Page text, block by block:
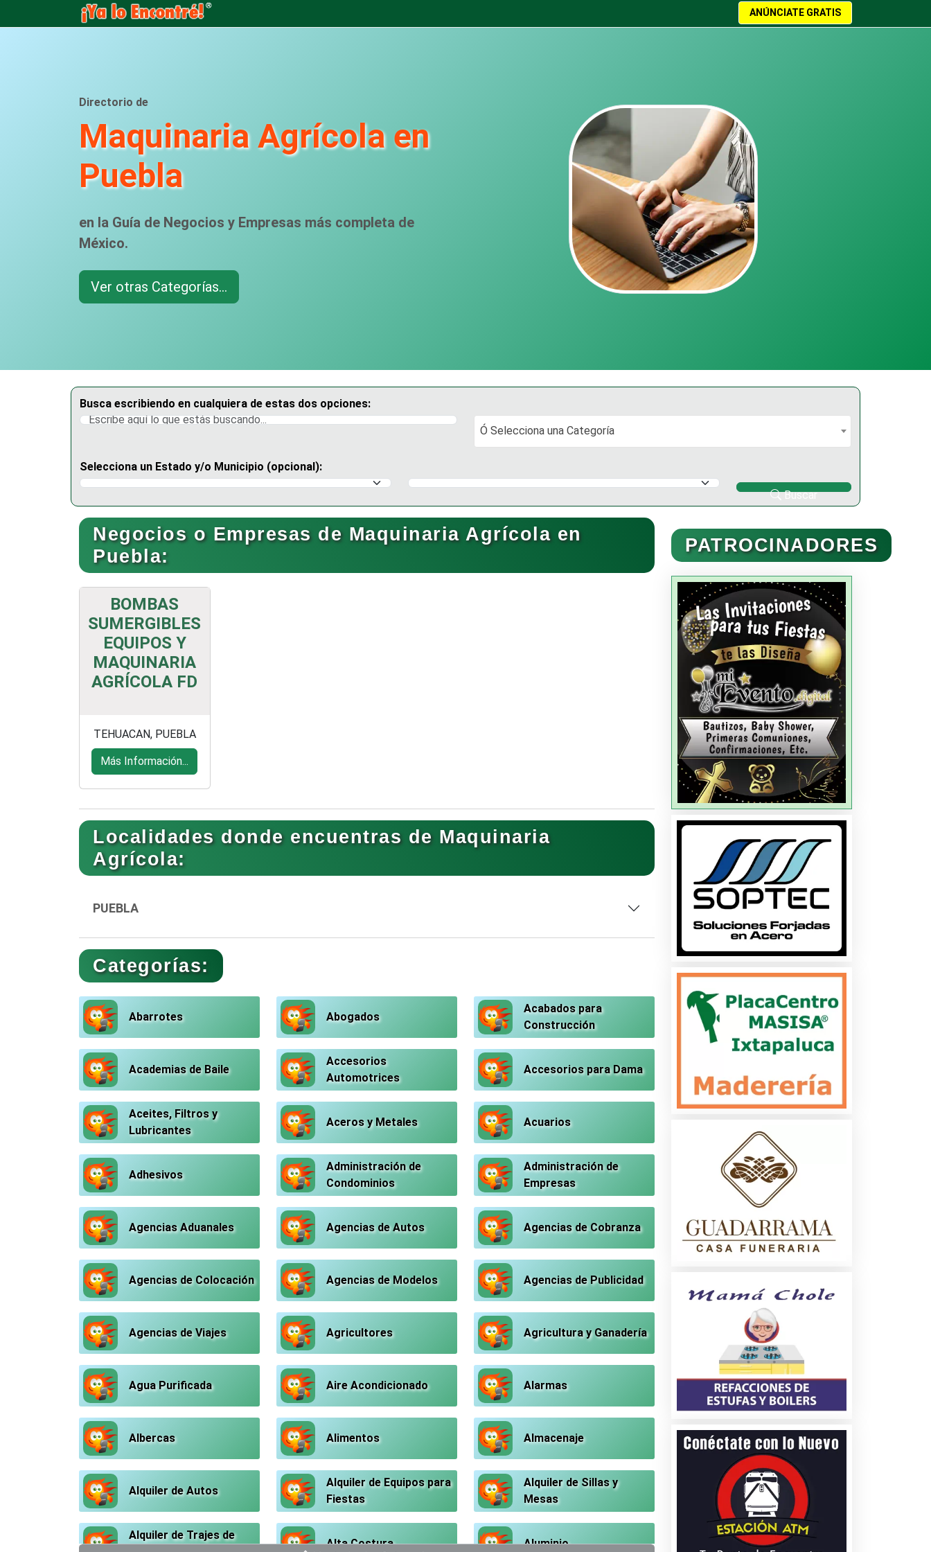
ANÚNCIATE GRATIS
Directorio de
Maquinaria Agrícola en
Puebla
en la Guía de Negocios y Empresas más completa de
México.
Ver otras Categorías...
Busca escribiendo en cualquiera de estas dos opciones:
Ó Selecciona una Categoría
Ó Selecciona una Categoría
Selecciona un Estado y/o Municipio (opcional):
Selecciona un Estado
Selecciona un Municipio
Buscar
Negocios o Empresas de Maquinaria Agrícola en
Puebla:
BOMBAS
SUMERGIBLES
EQUIPOS Y
MAQUINARIA
AGRÍCOLA FD
TEHUACAN, PUEBLA
Más Información...
Localidades donde encuentras de Maquinaria
Agrícola:
PUEBLA
Categorías:
Abarrotes Abogados
Acabados para
Construcción
Academias de Baile
Accesorios
Automotrices
Accesorios para Dama
Aceites, Filtros y
Lubricantes
Aceros y Metales Acuarios
Adhesivos
Administración de
Condominios
Administración de
Empresas
Agencias Aduanales Agencias de Autos Agencias de Cobranza
Agencias de Colocación Agencias de Modelos Agencias de Publicidad
Agencias de Viajes Agricultores Agricultura y Ganadería
Agua Purificada Aire Acondicionado Alarmas
Albercas Alimentos Almacenaje
Alquiler de Autos
Alquiler de Equipos para
Fiestas
Alquiler de Sillas y
Mesas
Alquiler de Trajes de
Alta Costura Aluminio
PATROCINADORES